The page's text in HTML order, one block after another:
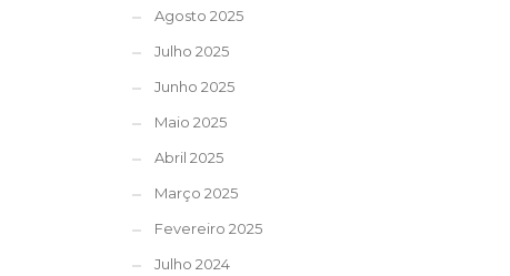
Agosto 2025
Julho 2025
Junho 2025
Maio 2025
Abril 2025
Março 2025
Fevereiro 2025
Julho 2024